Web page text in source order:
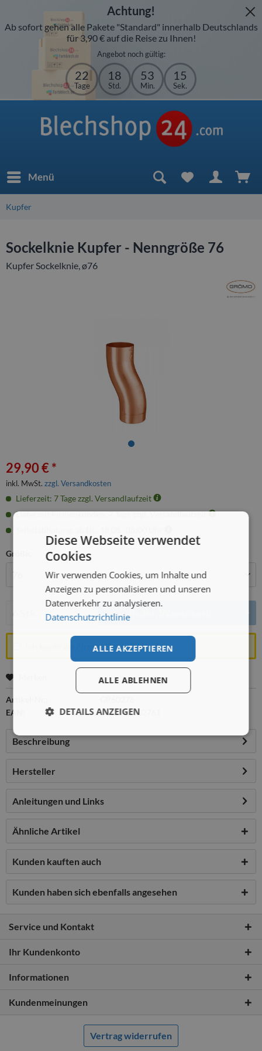
Achtung!
Ab sofort gehen alle Pakete "Standard" innerhalb Deutschlands
für 3,90 € auf die Reise zu Ihnen!
Angebot noch gültig:
22
Tage
18
Std.
53
Min.
15
Sek.
Menü
Kupfer
Sockelknie Kupfer - Nenngröße 76
Kupfer Sockelknie, ø76
29,90 € *
inkl. MwSt. zzgl. Versandkosten
Lieferzeit: 7 Tage zzgl. Versandlaufzeit
Lieferzeit Firmenkunden: 7 Tage zzgl. Versandlaufzeit
Größe:
In den
Ich kaufe als Firma/ Organisation
Artikel-Nr.:
EAN:
4043706602761
Beschreibung
Hersteller
Anleitungen und Links
Ähnliche Artikel
Kunden kauften auch
Kunden haben sich ebenfalls angesehen
Service und Kontakt
Ihr Kundenkonto
Informationen
Kundenmeinungen
Vertrag widerrufen
Diese Webseite verwendet
Cookies
Wir verwenden Cookies, um Inhalte und
Anzeigen zu personalisieren und unseren
Datenverkehr zu analysieren.
Datenschutzrichtlinie
ALLE AKZEPTIEREN
ALLE ABLEHNEN
DETAILS ANZEIGEN